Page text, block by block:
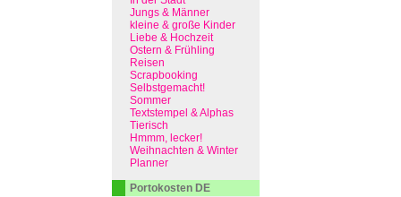
Jungs & Männer
kleine & große Kinder
Liebe & Hochzeit
Ostern & Frühling
Reisen
Scrapbooking
Selbstgemacht!
Sommer
Textstempel & Alphas
Tierisch
Hmmm, lecker!
Weihnachten & Winter
Planner
Portokosten DE